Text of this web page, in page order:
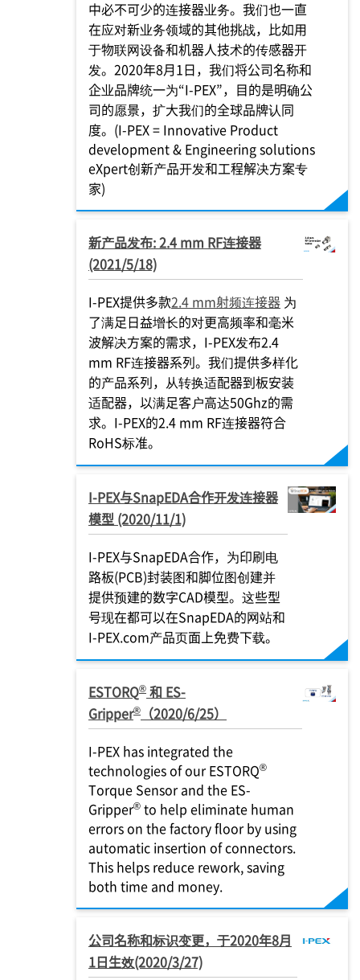
中必不可少的连接器业务。我们也一直
在应对新业务领域的其他挑战，比如用
于物联网设备和机器人技术的传感器开
发。2020年8月1日，我们将公司名称和
企业品牌统一为“I-PEX”，目的是明确公
司的愿景，扩大我们的全球品牌认同
度。(I-PEX= Innovative Product
development & Engineering solutions
eXpert创新产品开发和工程解决方案专
家)
新产品发布: 2.4 mm RF连接器
(2021/5/18)
I-PEX提供多款2.4 mm射频连接器 为
了满足日益增长的对更高频率和毫米
波解决方案的需求， I-PEX发布2.4
mm RF连接器系列。我们提供多样化
的产品系列，从转换适配器到板安装
适配器，以满足客户高达50Ghz的需
求。 I-PEX的2.4 mm RF连接器符合
RoHS标准。
I-PEX与SnapEDA合作开发连接器
模型 (2020/11/1)
I-PEX与SnapEDA合作，为印刷电
路板(PCB)封装图和脚位图创建并
提供预建的数字CAD模型。这些型
号现在都可以在SnapEDA的网站和
I-PEX.com产品页面上免费下载。
ESTORQ® 和 ES-
Gripper®
（2020/6/25）
I-PEX has integrated the
technologies of our ESTORQ®
Torque Sensor and the ES-
Gripper® to help eliminate human
errors on the factory floor by using
automatic insertion of connectors.
This helps reduce rework, saving
both time and money.
公司名称和标识变更，于2020年8月
1日生效(2020/3/27)